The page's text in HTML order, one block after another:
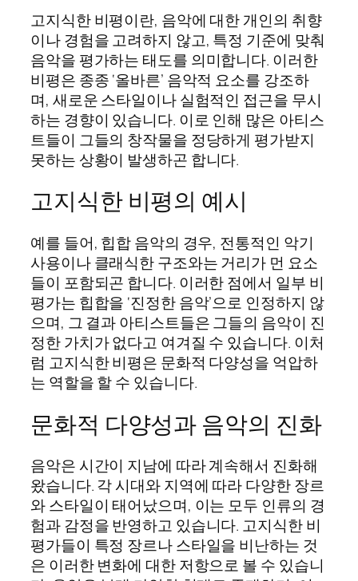
고지식한 비평이란, 음악에 대한 개인의 취향
이나 경험을 고려하지 않고, 특정 기준에 맞춰
음악을 평가하는 태도를 의미합니다. 이러한
비평은 종종 ‘올바른’ 음악적 요소를 강조하
며, 새로운 스타일이나 실험적인 접근을 무시
하는 경향이 있습니다. 이로 인해 많은 아티스
트들이 그들의 창작물을 정당하게 평가받지
못하는 상황이 발생하곤 합니다.
고지식한 비평의 예시
예를 들어, 힙합 음악의 경우, 전통적인 악기
사용이나 클래식한 구조와는 거리가 먼 요소
들이 포함되곤 합니다. 이러한 점에서 일부 비
평가는 힙합을 ‘진정한 음악’으로 인정하지 않
으며, 그 결과 아티스트들은 그들의 음악이 진
정한 가치가 없다고 여겨질 수 있습니다. 이처
럼 고지식한 비평은 문화적 다양성을 억압하
는 역할을 할 수 있습니다.
문화적 다양성과 음악의 진화
음악은 시간이 지남에 따라 계속해서 진화해
왔습니다. 각 시대와 지역에 따라 다양한 장르
와 스타일이 태어났으며, 이는 모두 인류의 경
험과 감정을 반영하고 있습니다. 고지식한 비
평가들이 특정 장르나 스타일을 비난하는 것
은 이러한 변화에 대한 저항으로 볼 수 있습니